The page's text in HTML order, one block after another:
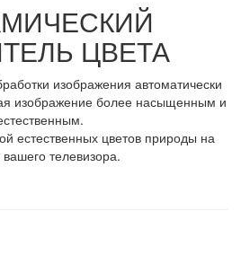
ЦВЕТА
изображения автоматически
изображение более насыщенным и
естественных цветов природы на
вашего телевизора.